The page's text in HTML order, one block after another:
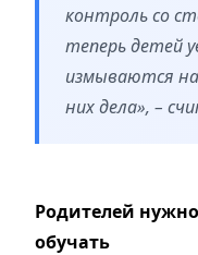
контроль со
теперь детей
измываются
них дела», –
Родителей
обучать